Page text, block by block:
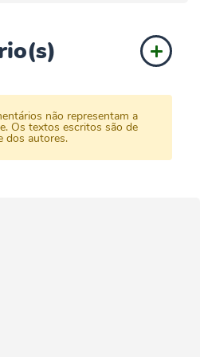
não representam a
Os textos escritos são de
dos autores.